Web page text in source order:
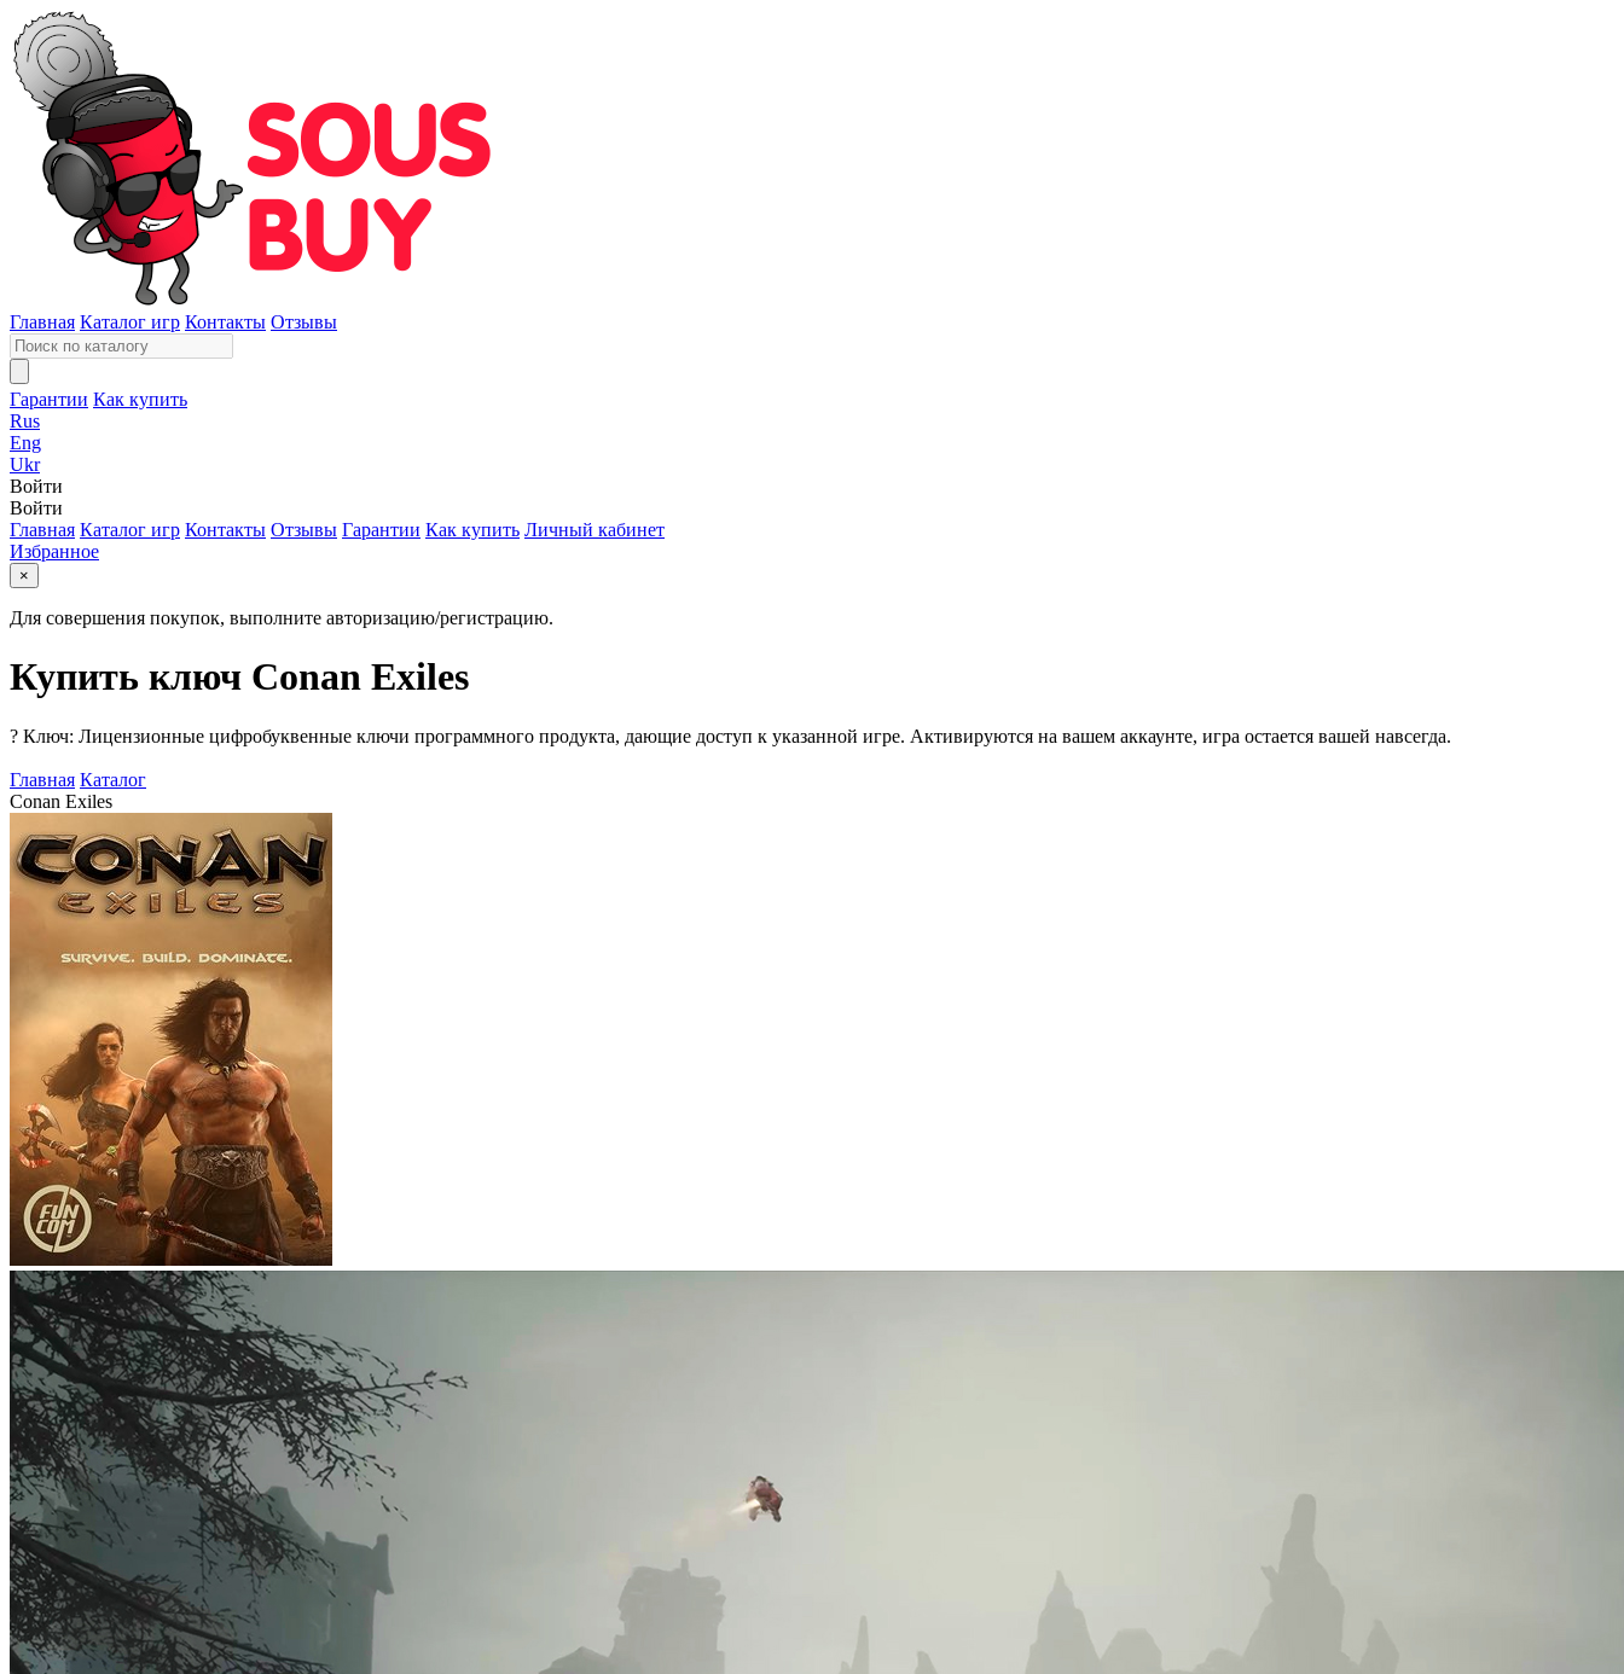
Главная Каталог игр Контакты Отзывы
Гарантии Как купить
Rus
Eng
Ukr
Войти
Войти
Главная Каталог игр Контакты Отзывы Гарантии Как купить Личный кабинет
Избранное
×
Для совершения покупок, выполните авторизацию/регистрацию.
Купить ключ Conan Exiles
? Ключ: Лицензионные цифробуквенные ключи программного продукта, дающие доступ к указанной игре. Активируются на вашем аккаунте, игра остается вашей навсегда.
Главная Каталог
Conan Exiles